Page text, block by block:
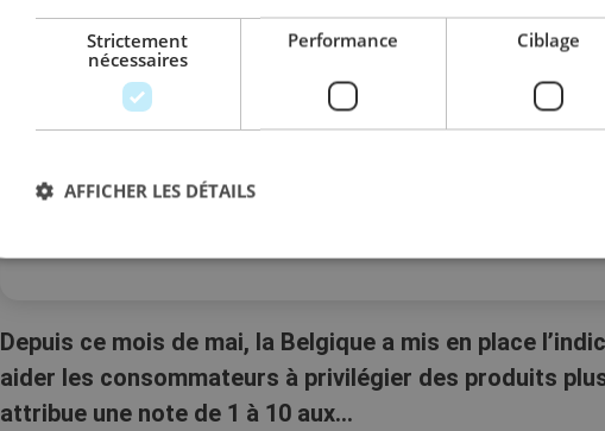
Depuis ce mois de mai, la Belgique a mis en place
aider les consommateurs à privilégier des produits
attribue une note de 1 à 10 aux...
Strictement
nécessaires
Performance Ciblage
AFFICHER LES DÉTAILS